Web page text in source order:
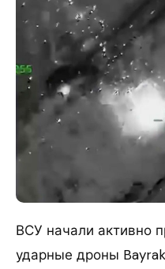
ВСУ начали активно
ударные дроны